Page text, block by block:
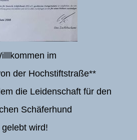
im
der Hochstiftstraße**
die Leidenschaft für den
Schäferhund
gelebt wird!